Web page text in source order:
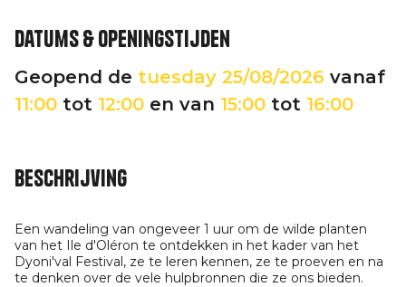
Datums & openingstijden
Geopend de tuesday 25/08/2026 vanaf
11:00 tot 12:00 en van 15:00 tot 16:00
Beschrijving
Een wandeling van ongeveer 1 uur om de wilde planten
van het Ile d'Oléron te ontdekken in het kader van het
Dyoni'val Festival, ze te leren kennen, ze te proeven en na
te denken over de vele hulpbronnen die ze ons bieden.